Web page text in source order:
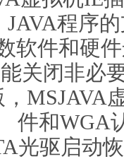
JAVA程序
软件和硬
能关闭非必
MSJAVA
件和WGA
光驱启动